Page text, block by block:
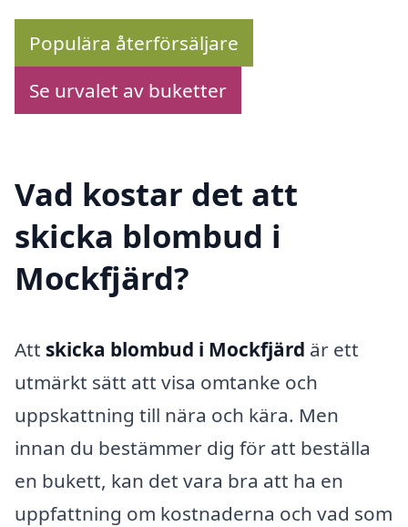
Populära återförsäljare
Se urvalet av buketter
Vad kostar det att
skicka blombud i
Mockfjärd?
Att skicka blombud i Mockfjärd är ett
utmärkt sätt att visa omtanke och
uppskattning till nära och kära. Men
innan du bestämmer dig för att beställa
en bukett, kan det vara bra att ha en
uppfattning om kostnaderna och vad som